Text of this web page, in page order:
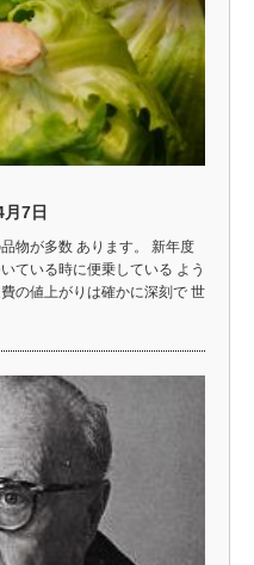
7日
物が多数 あります。 新年度
ている時に便乗している よう
の値上がりは確かに深刻で 世